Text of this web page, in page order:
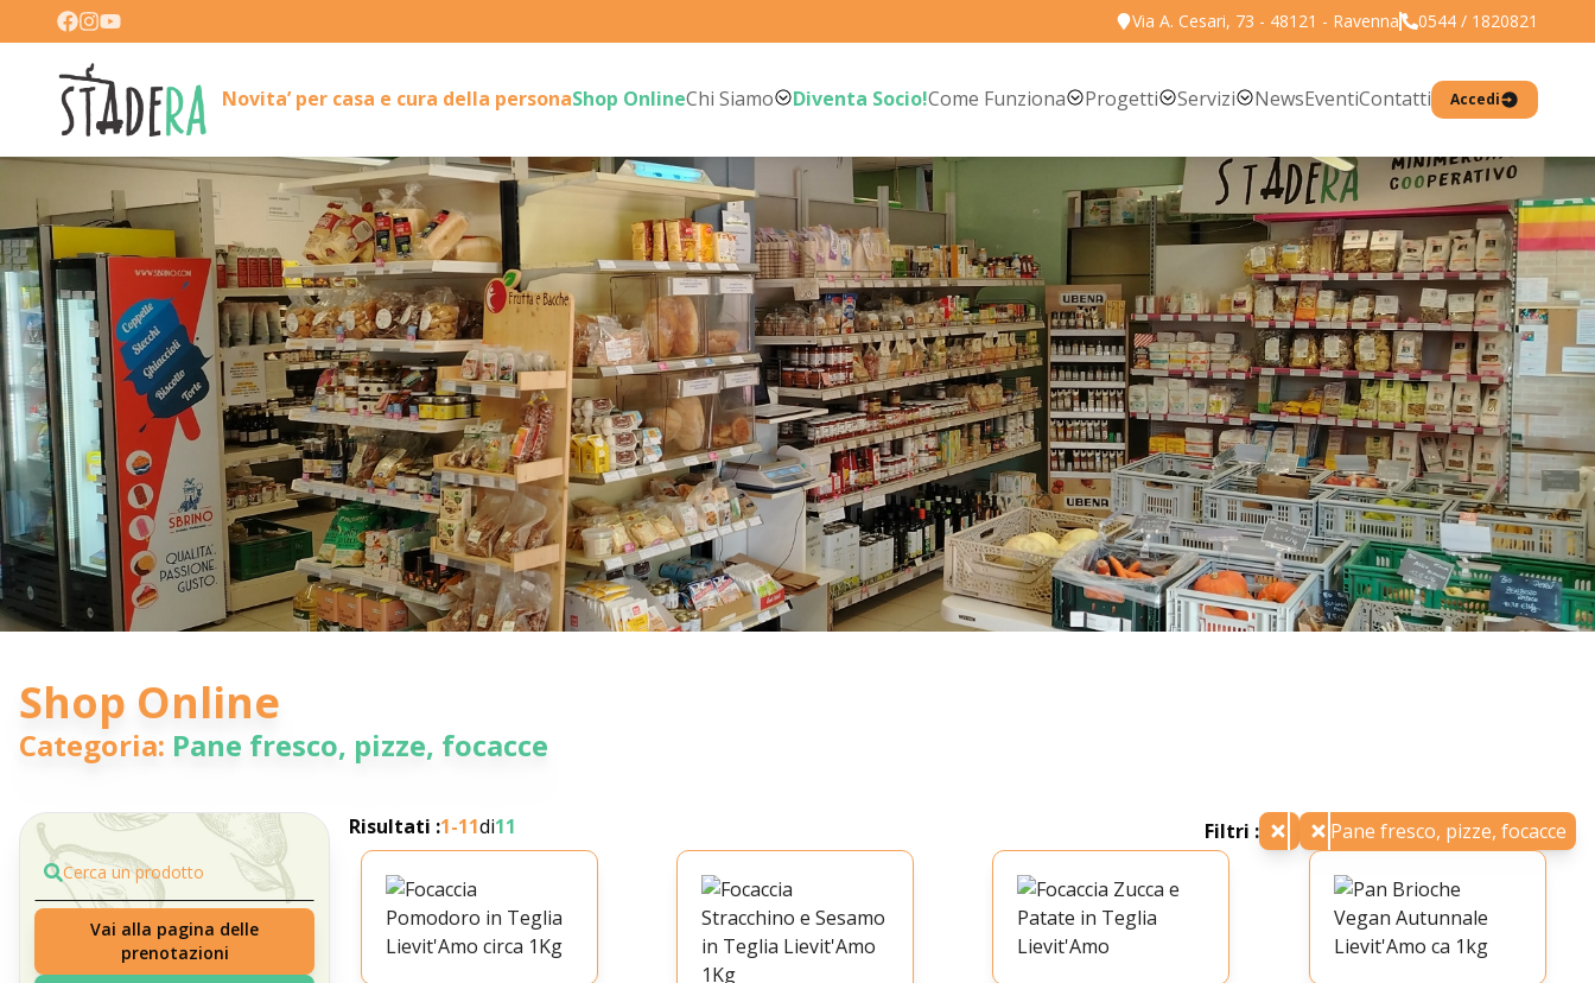
Via A. Cesari, 73 - 48121 - Ravenna 0544 / 1820821
Novita’ per casa e cura della personaShop OnlineChi Siamo Diventa Socio!Come Funziona Progetti Servizi NewsEventiContatti Accedi
Shop Online
Categoria: Pane fresco, pizze, focacce
Cerca un prodotto
Vai alla pagina delle
prenotazioni
Risultati :1-11di11 Filtri : Pane fresco, pizze, focacce